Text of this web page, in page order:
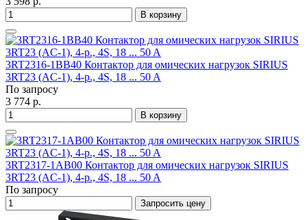
В корзину
3RT2316-1BB40 Контактор для омических нагрузок SIRIUS
3RT23 (AC-1), 4-p., 4S, 18 ... 50 A
По запросу
3 774 р.
В корзину
3RT2317-1AB00 Контактор для омических нагрузок SIRIUS
3RT23 (AC-1), 4-p., 4S, 18 ... 50 A
По запросу
Запросить цену